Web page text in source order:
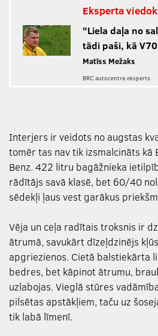
Eksperta
"Liela daļa no
tādi paši, kā
Matīss Mežaks
BRC autocentra eksperts
Interjers ir veidots no augstas
tomēr tas nav tik izsmalcināts kā
Benz. 422 litru bagāžnieka
rādītājs savā klasē, bet 60/40
sēdekļi ļaus vest garākus
Vēja un ceļa radītais troksnis ir
ātrumā, savukārt dīzeļdzinējs
apgriezienos. Cietā balstiekārta
bedres, bet kāpinot ātrumu,
uzlabojas. Vieglā stūres
pilsētas apstākļiem, taču uz
tik labā līmenī.